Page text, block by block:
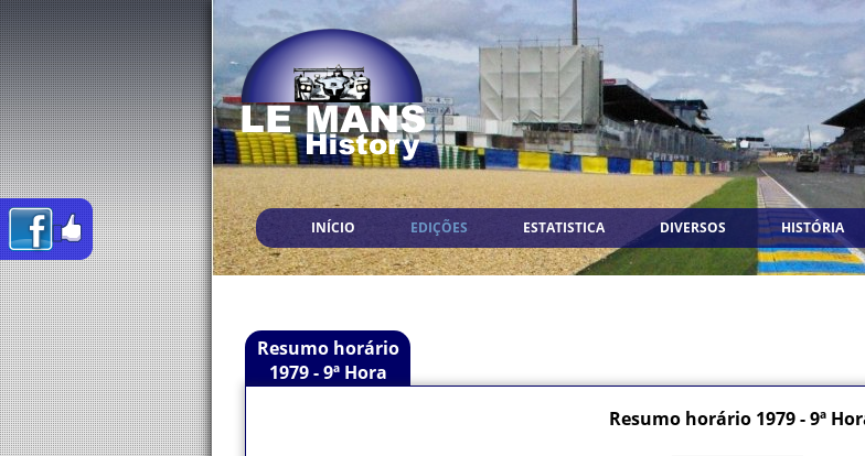
INÍCIO EDIÇÕES ESTATISTICA DIVERSOS HISTÓRIA
Resumo horário
1979 - 9ª Hora
Resumo horário 1979 - 9ª